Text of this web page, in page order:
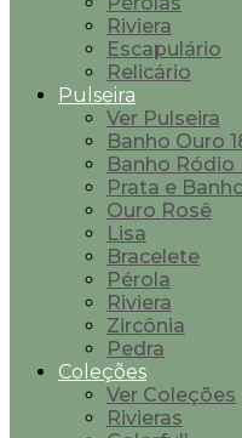
Riviera
Escapulário
Relicário
Pulseira
Ver Pulseira
Banho Ouro
Banho Ródio
Prata e
Ouro Rosê
Lisa
Bracelete
Pérola
Riviera
Zircônia
Pedra
Coleções
Ver Coleções
Rivieras